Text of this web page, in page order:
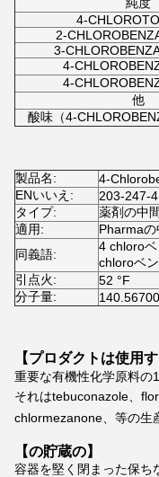
4-
2-
3-
4-
4-
他
酸味（4-
製品名: 4-
ENいいえ:
203-247-4
タイプ:
薬剤の中
適用:
Pharmaの
同義語:
4 chloro
chloroベ
引点火:
52 °F
分子量:
140.56700
【プロダクトは使用
重要な有機性化学原料の1
それはtebuconazole、
chlormezanone、等の生
【の貯蔵の】
容器を堅く閉まった保ち